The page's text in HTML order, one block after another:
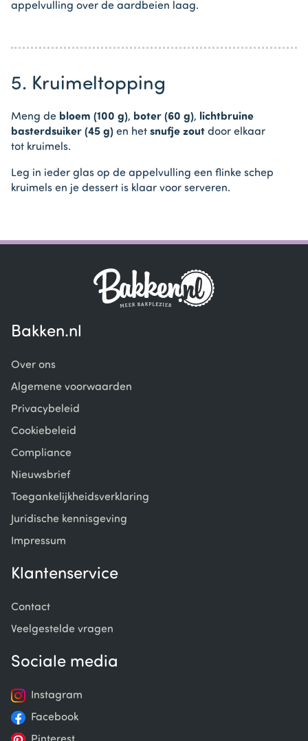
appelvulling over de aardbeien laag.
5. Kruimeltopping
Meng de bloem (100 g), boter (60 g), lichtbruine
basterdsuiker (45 g) en het snufje zout door elkaar
tot kruimels.
Leg in ieder glas op de appelvulling een flinke schep
kruimels en je dessert is klaar voor serveren.
Bakken.nl
Over ons
Algemene voorwaarden
Privacybeleid
Cookiebeleid
Compliance
Nieuwsbrief
Toegankelijkheidsverklaring
Juridische kennisgeving
Impressum
Klantenservice
Contact
Veelgestelde vragen
Sociale media
Instagram
Facebook